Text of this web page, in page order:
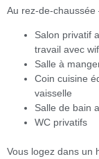
Au rez-de-chaussée
Salon privatif
travail avec
Salle à
Coin cuisine
vaisselle
Salle de bain
WC privatifs
Vous logez dans un